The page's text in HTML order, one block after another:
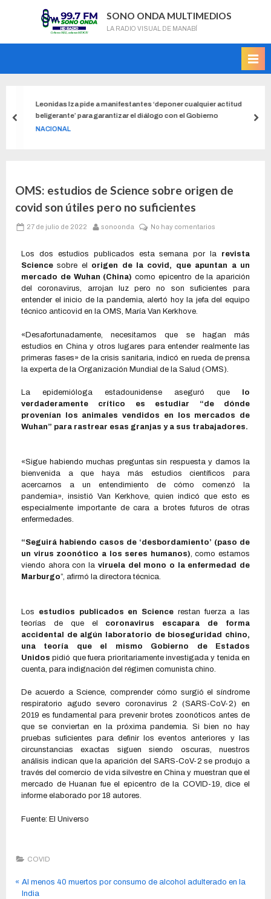
SONO ONDA MULTIMEDIOS
LA RADIO VISUAL DE MANABÍ
Leonidas Iza pide a manifestantes ‘deponer cualquier actitud
beligerante’ para garantizar el diálogo con el Gobierno
NACIONAL
OMS: estudios de Science sobre origen de
covid son útiles pero no suficientes
27 de julio de 2022 sonoonda No hay comentarios
Los dos estudios publicados esta semana por la revista
Science sobre el origen de la covid, que apuntan a un
mercado de Wuhan (China) como epicentro de la aparición
del coronavirus, arrojan luz pero no son suficientes para
entender el inicio de la pandemia, alertó hoy la jefa del equipo
técnico anticovid en la OMS, María Van Kerkhove.
«Desafortunadamente, necesitamos que se hagan más
estudios en China y otros lugares para entender realmente las
primeras fases» de la crisis sanitaria, indicó en rueda de prensa
la experta de la Organización Mundial de la Salud (OMS).
La epidemióloga estadounidense aseguró que
lo
verdaderamente crítico es estudiar “de dónde
provenían los animales vendidos en los mercados de
Wuhan” para rastrear esas granjas y a sus trabajadores.
«Sigue habiendo muchas preguntas sin respuesta y damos la
bienvenida a que haya más estudios científicos para
acercarnos a un entendimiento de cómo comenzó la
pandemia», insistió Van Kerkhove, quien indicó que esto es
especialmente importante de cara a brotes futuros de otras
enfermedades.
“Seguirá habiendo casos de ‘desbordamiento’ (paso de
un virus zoonótico a los seres humanos), como estamos
viendo ahora con la viruela del mono o la enfermedad de
Marburgo”, afirmó la directora técnica.
Los estudios publicados en Science restan fuerza a las
teorías de que el coronavirus escapara de forma
accidental de algún laboratorio de bioseguridad chino,
una teoría que el mismo Gobierno de Estados
Unidospidió que fuera prioritariamente investigada y tenida en
cuenta, para indignación del régimen comunista chino.
De acuerdo a Science, comprender cómo surgió el síndrome
respiratorio agudo severo coronavirus 2 (SARS-CoV-2) en
2019 es fundamental para prevenir brotes zoonóticos antes de
que se conviertan en la próxima pandemia. Si bien no hay
pruebas suficientes para definir los eventos anteriores y las
circunstancias exactas siguen siendo oscuras, nuestros
análisis indican que la aparición del SARS-CoV-2 se produjo a
través del comercio de vida silvestre en China y muestran que el
mercado de Huanan fue el epicentro de la COVID-19, dice el
informe elaborado por 18 autores.
Fuente: El Universo
COVID
Al menos 40 muertos por consumo de alcohol adulterado en la
India